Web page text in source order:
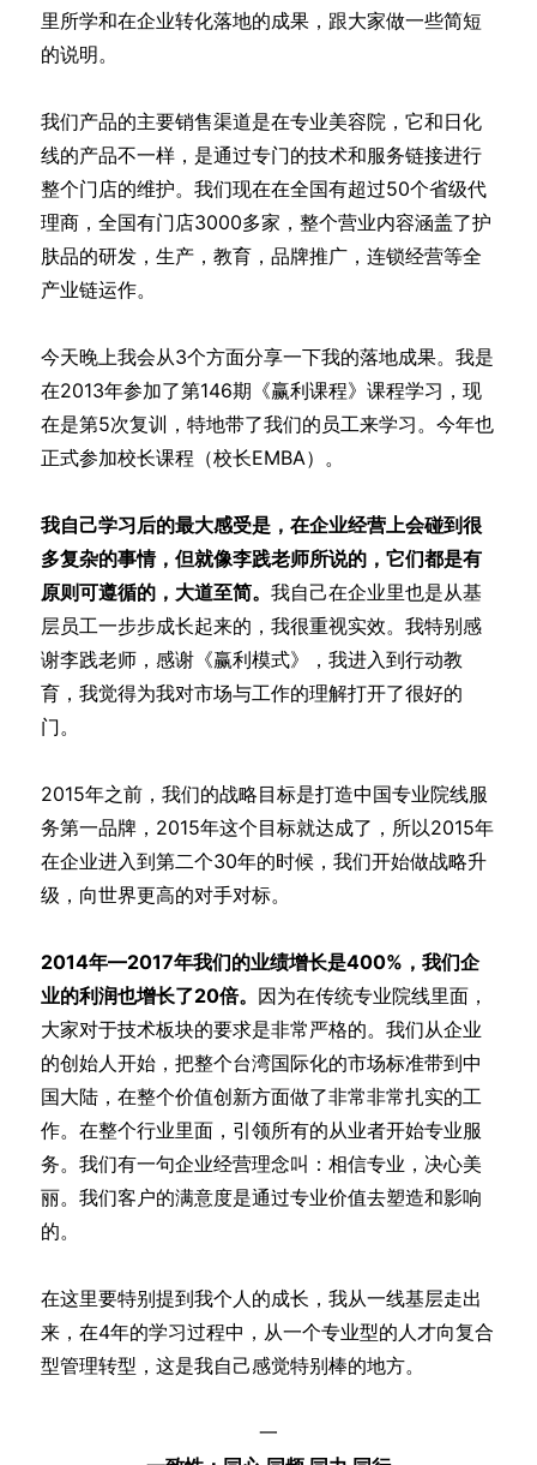
里所学和在企业转化落地的成果，跟大家做一些简短
的说明。
我们产品的主要销售渠道是在专业美容院，它和日化
线的产品不一样，是通过专门的技术和服务链接进行
整个门店的维护。我们现在在全国有超过50个省级代
理商，全国有门店3000多家，整个营业内容涵盖了护
肤品的研发，生产，教育，品牌推广，连锁经营等全
产业链运作。
今天晚上我会从3个方面分享一下我的落地成果。我是
在2013年参加了第146期《赢利课程》课程学习，现
在是第5次复训，特地带了我们的员工来学习。今年也
正式参加校长课程（校长EMBA）。
我自己学习后的最大感受是，在企业经营上会碰到很
多复杂的事情，但就像李践老师所说的，它们都是有
原则可遵循的，大道至简。 我自己在企业里也是从基
层员工一步步成长起来的，我很重视实效。我特别感
谢李践老师，感谢《赢利模式》，我进入到行动教
育，我觉得为我对市场与工作的理解打开了很好的
门。
2015年之前，我们的战略目标是打造中国专业院线服
务第一品牌，2015年这个目标就达成了，所以2015年
在企业进入到第二个30年的时候，我们开始做战略升
级，向世界更高的对手对标。
2014年—2017年我们的业绩增长是400%，我们企
业的利润也增长了20倍。 因为在传统专业院线里面，
大家对于技术板块的要求是非常严格的。我们从企业
的创始人开始，把整个台湾国际化的市场标准带到中
国大陆，在整个价值创新方面做了非常非常扎实的工
作。在整个行业里面，引领所有的从业者开始专业服
务。我们有一句企业经营理念叫：相信专业，决心美
丽。我们客户的满意度是通过专业价值去塑造和影响
的。
在这里要特别提到我个人的成长，我从一线基层走出
来，在4年的学习过程中，从一个专业型的人才向复合
型管理转型，这是我自己感觉特别棒的地方。
一